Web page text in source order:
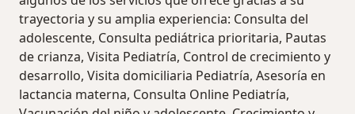
trayectoria y su amplia experiencia: Consulta del
adolescente, Consulta pediátrica prioritaria, Pautas
de crianza, Visita Pediatría, Control de crecimiento y
desarrollo, Visita domiciliaria Pediatría, Asesoría en
lactancia materna, Consulta Online Pediatría,